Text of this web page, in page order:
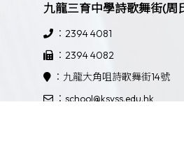
九龍三育中學詩歌舞街(周
：2394 4081
：2394 4082
：九龍大角咀詩歌舞街14號
：school@ksyss.edu.hk